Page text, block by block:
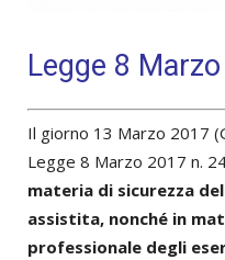
Legge 8
Il giorno 13 Marzo 2017
Legge 8 Marzo 2017 n.
materia di sicurezza
assistita, nonché in
professionale degli